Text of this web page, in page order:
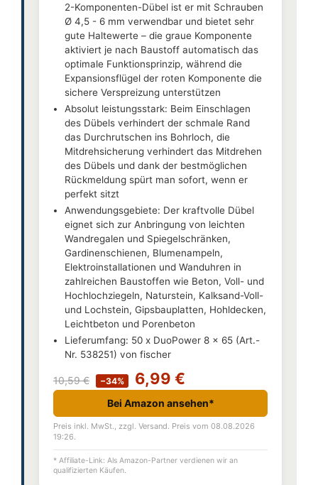
2-Komponenten-Dübel ist er mit Schrauben
Ø 4,5 - 6 mm verwendbar und bietet sehr
gute Haltewerte – die graue Komponente
aktiviert je nach Baustoff automatisch das
optimale Funktionsprinzip, während die
Expansionsflügel der roten Komponente die
sichere Verspreizung unterstützen
Absolut leistungsstark: Beim Einschlagen
des Dübels verhindert der schmale Rand
das Durchrutschen ins Bohrloch, die
Mitdrehsicherung verhindert das Mitdrehen
des Dübels und dank der bestmöglichen
Rückmeldung spürt man sofort, wenn er
perfekt sitzt
Anwendungsgebiete: Der kraftvolle Dübel
eignet sich zur Anbringung von leichten
Wandregalen und Spiegelschränken,
Gardinenschienen, Blumenampeln,
Elektroinstallationen und Wanduhren in
zahlreichen Baustoffen wie Beton, Voll- und
Hochlochziegeln, Naturstein, Kalksand-Voll-
und Lochstein, Gipsbauplatten, Hohldecken,
Leichtbeton und Porenbeton
Lieferumfang: 50 x DuoPower 8 x 65 (Art.-
Nr. 538251) von fischer
10,59 € −34% 6,99 €
Bei Amazon ansehen*
Preis inkl. MwSt., zzgl. Versand. Preis vom 08.08.2026
19:26.
* Affiliate-Link: Als Amazon-Partner verdienen wir an
qualifizierten Käufen.